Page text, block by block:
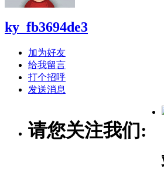
ky_fb3694de3
加为好友
给我留言
打个招呼
发送消息
请您关注我们: